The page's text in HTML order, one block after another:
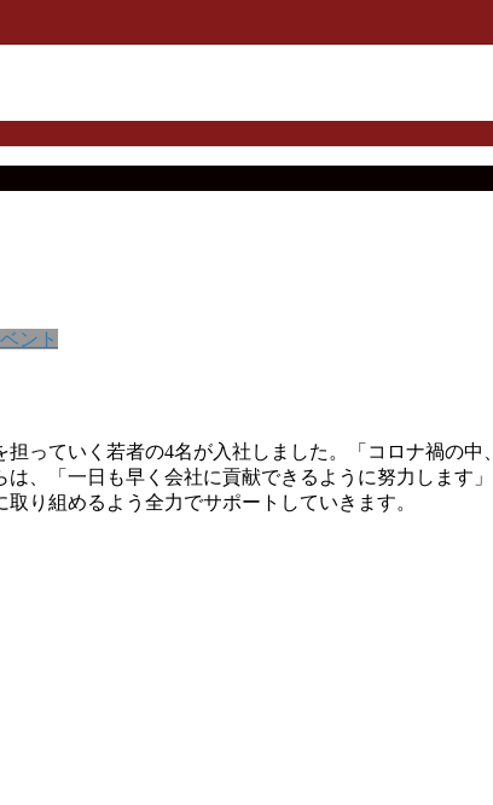
ント
っていく若者の4名が入社しました。「コロナ禍の
、「一日も早く会社に貢献できるように努力します
り組めるよう全力でサポートしていきます。